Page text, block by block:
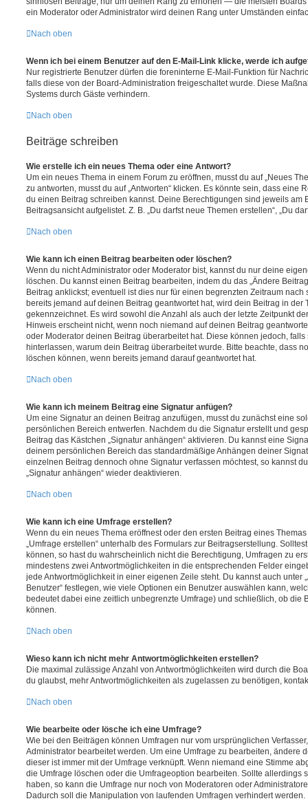
ein Moderator oder Administrator wird deinen Rang unter Umständen
Nach oben
Wenn ich bei einem Benutzer auf den E-Mail-Link klicke, werde ich
Nur registrierte Benutzer dürfen die foreninterne E-Mail-Funktion für
falls diese von der Board-Administration freigeschaltet wurde. Diese
Systems durch Gäste verhindern.
Nach oben
Beiträge schreiben
Wie erstelle ich ein neues Thema oder eine Antwort?
Um ein neues Thema in einem Forum zu eröffnen, musst du auf „Neues
zu antworten, musst du auf „Antworten“ klicken. Es könnte sein, dass eine
du einen Beitrag schreiben kannst. Deine Berechtigungen sind jeweils am
Beitragsansicht aufgelistet. Z. B. „Du darfst neue Themen erstellen“, „Du
Nach oben
Wie kann ich einen Beitrag bearbeiten oder löschen?
Wenn du nicht Administrator oder Moderator bist, kannst du nur deine
löschen. Du kannst einen Beitrag bearbeiten, indem du das „Ändere
Beitrag anklickst; eventuell ist dies nur für einen begrenzten Zeitraum
bereits jemand auf deinen Beitrag geantwortet hat, wird dein Beitrag in der
gekennzeichnet. Es wird sowohl die Anzahl als auch der letzte Zeitpunkt
Hinweis erscheint nicht, wenn noch niemand auf deinen Beitrag
oder Moderator deinen Beitrag überarbeitet hat. Diese können jedoch,
hinterlassen, warum dein Beitrag überarbeitet wurde. Bitte beachte, dass
löschen können, wenn bereits jemand darauf geantwortet hat.
Nach oben
Wie kann ich meinem Beitrag eine Signatur anfügen?
Um eine Signatur an deinen Beitrag anzufügen, musst du zunächst eine
persönlichen Bereich entwerfen. Nachdem du die Signatur erstellt und
Beitrag das Kästchen „Signatur anhängen“ aktivieren. Du kannst eine
deinem persönlichen Bereich das standardmäßige Anhängen deiner
einzelnen Beitrag dennoch ohne Signatur verfassen möchtest, so kannst
„Signatur anhängen“ wieder deaktivieren.
Nach oben
Wie kann ich eine Umfrage erstellen?
Wenn du ein neues Thema eröffnest oder den ersten Beitrag eines
„Umfrage erstellen“ unterhalb des Formulars zur Beitragserstellung.
können, so hast du wahrscheinlich nicht die Berechtigung, Umfragen zu
mindestens zwei Antwortmöglichkeiten in die entsprechenden Felder
jede Antwortmöglichkeit in einer eigenen Zeile steht. Du kannst auch unter
Benutzer“ festlegen, wie viele Optionen ein Benutzer auswählen kann,
bedeutet dabei eine zeitlich unbegrenzte Umfrage) und schließlich, ob die
können.
Nach oben
Wieso kann ich nicht mehr Antwortmöglichkeiten erstellen?
Die maximal zulässige Anzahl von Antwortmöglichkeiten wird durch die
du glaubst, mehr Antwortmöglichkeiten als zugelassen zu benötigen,
Nach oben
Wie bearbeite oder lösche ich eine Umfrage?
Wie bei den Beiträgen können Umfragen nur vom ursprünglichen
Administrator bearbeitet werden. Um eine Umfrage zu bearbeiten, ändere
dieser ist immer mit der Umfrage verknüpft. Wenn niemand eine Stimme
die Umfrage löschen oder die Umfrageoption bearbeiten. Sollte allerdings
haben, so kann die Umfrage nur noch von Moderatoren oder
Dadurch soll die Manipulation von laufenden Umfragen verhindert werden.